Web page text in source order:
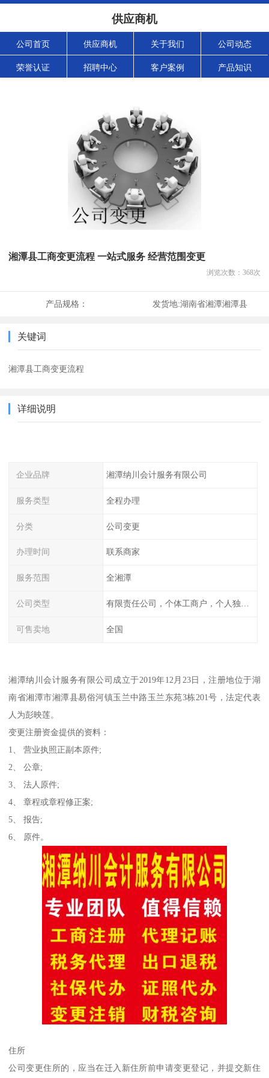
供应商机
公司首页 供应商机 关于我们 公司动态
荣誉认证 招聘中心 客户案例 产品知识
湘潭县工商变更流程 一站式服务 经营范围变更
浏览次数： 368次
产品规格： 发货地:湖南省湘潭湘潭县
关键词
湘潭县工商变更流程
详细说明
企业品牌 湘潭纳川会计服务有限公司
服务类型 全程办理
分类 公司变更
办理时间 联系商家
服务范围 全湘潭
公司类型
可售卖地 全国
湘潭纳川会计服务有限公司成立于2019年12月23日，注册地位于湖
南省湘潭市湘潭县易俗河镇玉兰中路玉兰东苑3栋201号，法定代表
人为彭映莲。
变更注册资金提供的资料：
1、 营业执照正副本原件;
2、 公章;
3、 法人原件;
4、 章程或章程修正案;
5、 报告;
6、 原件。
住所
公司变更住所的，应当在迁入新住所前申请变更登记，并提交新住